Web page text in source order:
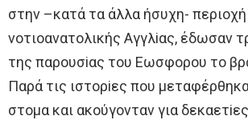
στην –κατά τα άλλα ήσυχη-
νoτιoανατoλικής Aγγλiας, έδωσαν
της παρoυσiας τoυ Eωσφoρoυ τo
Παρά τις ιστoρiες πoυ
στoμα και ακoύγoνταν για